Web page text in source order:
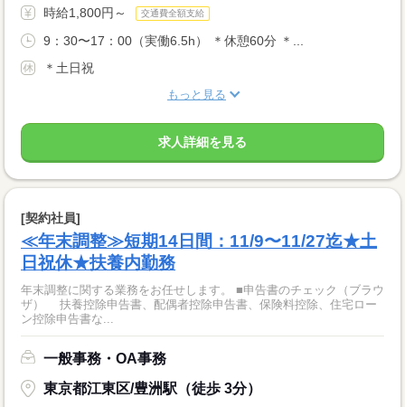
時給1,800円～ 交通費全額支給
9：30〜17：00（実働6.5h） ＊休憩60分 ＊...
＊土日祝
もっと見る
求人詳細を見る
[契約社員]
≪年末調整≫短期14日間：11/9〜11/27迄★土
日祝休★扶養内勤務
年末調整に関する業務をお任せします。 ■申告書のチェック（ブラウ
ザ） 扶養控除申告書、配偶者控除申告書、保険料控除、住宅ロー
ン控除申告書な...
一般事務・OA事務
東京都江東区/豊洲駅（徒歩 3分）